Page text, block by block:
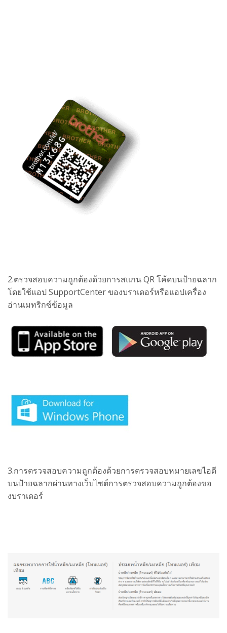
2.ตรวจสอบความถูกต้องด้วยการสแกน QR โค้ดบนป้ายฉลาก
โดยใช้แอป SupportCenter ของบราเดอร์หรือแอปเครื่อง
อ่านเมทริกซ์ข้อมูล
3.การตรวจสอบความถูกต้องด้วยการตรวจสอบหมายเลขไอดี
บนป้ายฉลากผ่านทางเว็บไซต์การตรวจสอบความถูกต้องขอ
งบราเดอร์